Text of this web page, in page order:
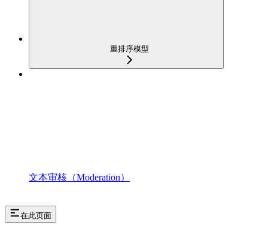
重排序模型
文本审核（Moderation）
在此页面